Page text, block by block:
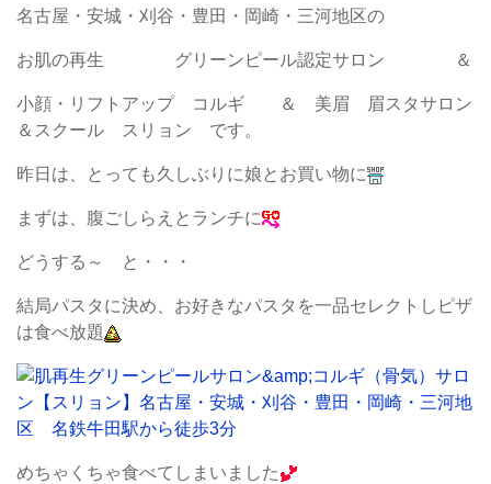
名古屋・安城・刈谷・豊田・岡崎・三河地区の
お肌の再生 グリーンピール認定サロン ＆
小顔・リフトアップ コルギ ＆ 美眉 眉スタサロン
＆スクール スリョン です。
昨日は、とっても久しぶりに娘とお買い物に
まずは、腹ごしらえとランチに
どうする～ と・・・
結局パスタに決め、お好きなパスタを一品セレクトしピザ
は食べ放題
めちゃくちゃ食べてしまいました